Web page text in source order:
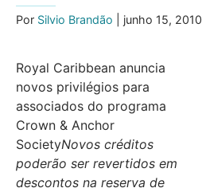
Por Silvio Brandão | junho 15, 2010
Royal Caribbean anuncia
novos privilégios para
associados do programa
Crown & Anchor
SocietyNovos créditos
poderão ser revertidos em
descontos na reserva de